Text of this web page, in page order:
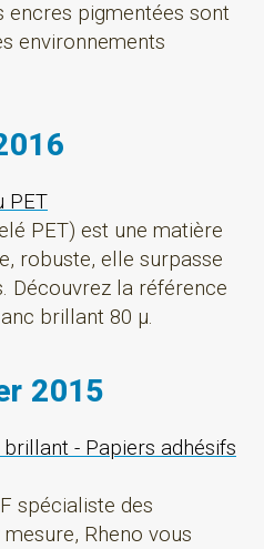
encres pigmentées sont
environnements
PET
PET) est une matière
robuste, elle surpasse
Découvrez la référence
brillant 80 µ.
2015
- Papiers adhésifs
spécialiste des
Rheno vous